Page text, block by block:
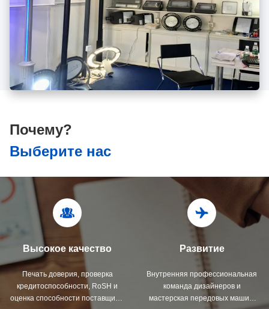
Почему?
Выберите нас
Высокое качество
Печать доверия, проверка
кредитоспособности, RoSH и
оценка способности поставщика.
Развитие
Внутренняя профессиональная
команда дизайнеров и
мастерская передовых машин.